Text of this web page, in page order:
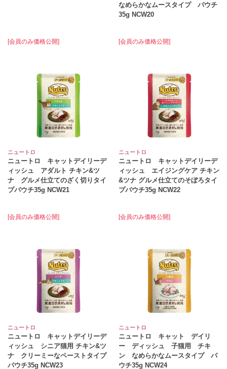
[会員のみ価格公開]
なめらかなムースタイプ パウチ
35g NCW20
[会員のみ価格公開]
ニュートロ
ニュートロ キャットデイリーデ
ィッシュ アダルト チキン&ツ
ナ グルメ仕立てのざく切りタイ
プパウチ35g NCW21
[会員のみ価格公開]
ニュートロ
ニュートロ キャットデイリーデ
ィッシュ エイジングケア チキン
&ツナ グルメ仕立てのそぼろタイ
プパウチ35g NCW22
[会員のみ価格公開]
ニュートロ
ニュートロ キャットデイリーデ
ィッシュ シニア猫用 チキン&ツ
ナ クリーミーなペーストタイプ
パウチ35g NCW23
ニュートロ
ニュートロ キャット デイリ
ー ディッシュ 子猫用 チキ
ン なめらかなムースタイプ パ
ウチ35g NCW24